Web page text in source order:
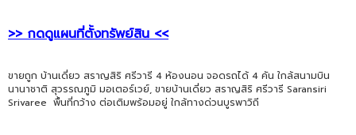
>> กดดูแผนที่ตั้งทรัพย์สิน <<
ขายถูก บ้านเดี่ยว สราญสิริ ศรีวารี 4 ห้องนอน จอดรถได้ 4 คัน ใกล้สนามบิน
นานาชาติ สุวรรณภูมิ มอเตอร์เวย์, ขายบ้านเดี่ยว สราญสิริ ศรีวารี Saransiri
Srivaree พื้นที่กว้าง ต่อเติมพร้อมอยู่ ใกล้ทางด่วนบูรพาวิถี